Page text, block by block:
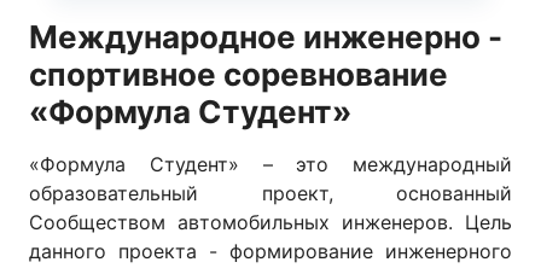
Международное инженерно -
спортивное соревнование
«Формула Студент»
«Формула Студент» – это международный
образовательный проект, основанный
Сообществом автомобильных инженеров. Цель
данного проекта - формирование инженерного